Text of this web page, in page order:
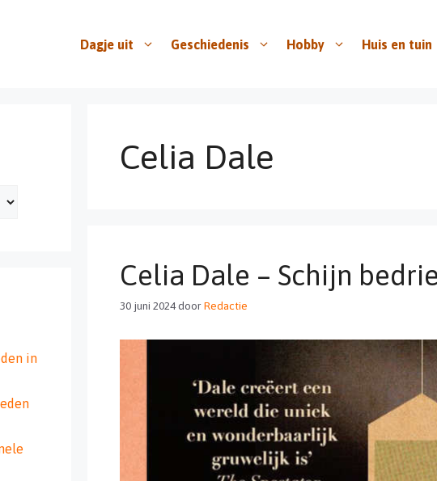
Dagje uit Geschiedenis Hobby Huis en tuin
Celia Dale
Celia Dale – Schijn
30 juni 2024doorRedactie
in